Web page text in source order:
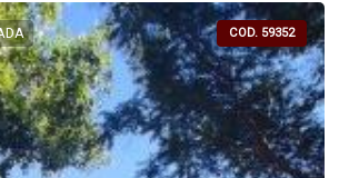
COD. 59352